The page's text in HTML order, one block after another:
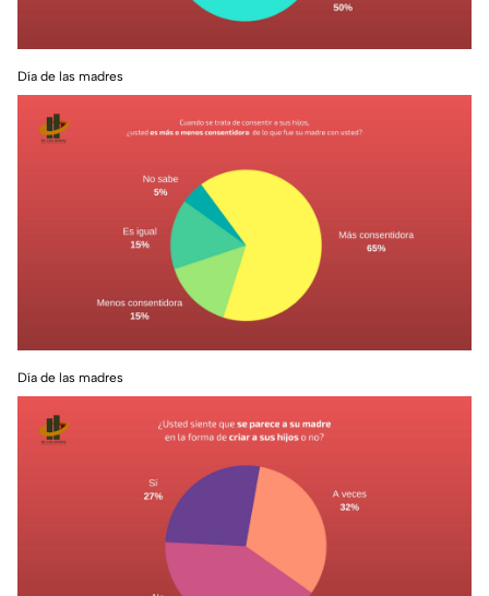
Día de las madres
Día de las madres